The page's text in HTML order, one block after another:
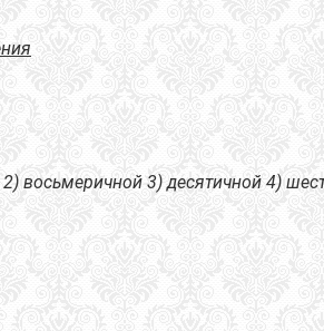
2) восьмеричной 3) десятичной 4)